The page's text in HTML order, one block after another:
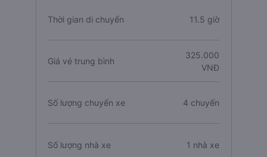
Thời gian di chuyển 11.5 giờ
Giá vé trung bình
325.000
VNĐ
Số lượng chuyến xe 4 chuyến
Số lượng nhà xe 1 nhà xe